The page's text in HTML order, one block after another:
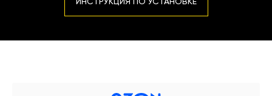
ИНСТРУКЦИЯ ПО УСТАНОВКЕ